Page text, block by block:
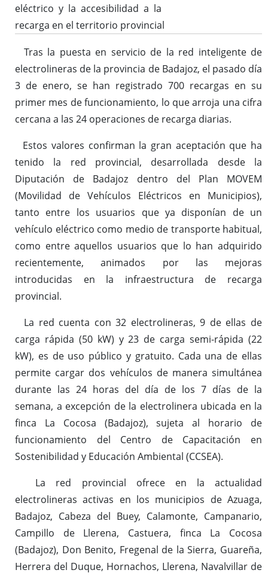
eléctrico y la accesibilidad a la
recarga en el territorio provincial
Tras la puesta en servicio de la red inteligente de
electrolineras de la provincia de Badajoz, el pasado día
3 de enero, se han registrado 700 recargas en su
primer mes de funcionamiento, lo que arroja una cifra
cercana a las 24 operaciones de recarga diarias.
Estos valores confirman la gran aceptación que ha
tenido la red provincial, desarrollada desde la
Diputación de Badajoz dentro del Plan MOVEM
(Movilidad de Vehículos Eléctricos en Municipios),
tanto entre los usuarios que ya disponían de un
vehículo eléctrico como medio de transporte habitual,
como entre aquellos usuarios que lo han adquirido
recientemente, animados por las mejoras
introducidas en la infraestructura de recarga
provincial.
La red cuenta con 32 electrolineras, 9 de ellas de
carga rápida (50 kW) y 23 de carga semi-rápida (22
kW), es de uso público y gratuito. Cada una de ellas
permite cargar dos vehículos de manera simultánea
durante las 24 horas del día de los 7 días de la
semana, a excepción de la electrolinera ubicada en la
finca La Cocosa (Badajoz), sujeta al horario de
funcionamiento del Centro de Capacitación en
Sostenibilidad y Educación Ambiental (CCSEA).
La red provincial ofrece en la actualidad
electrolineras activas en los municipios de Azuaga,
Badajoz, Cabeza del Buey, Calamonte, Campanario,
Campillo de Llerena, Castuera, finca La Cocosa
(Badajoz), Don Benito, Fregenal de la Sierra, Guareña,
Herrera del Duque, Hornachos, Llerena, Navalvillar de